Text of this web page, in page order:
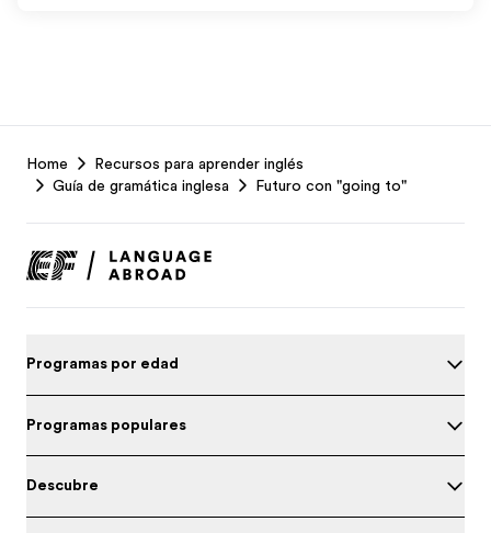
Footer
Home
Recursos para aprender inglés
Guía de gramática inglesa
Futuro con "going to"
Programas por edad
Programas populares
Descubre